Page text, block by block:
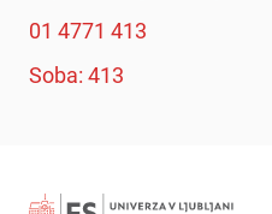
01 4771 413
Soba: 413